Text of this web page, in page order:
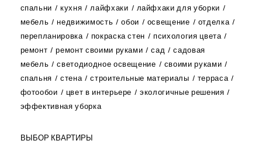
спальни
кухня лайфхаки
лайфхаки для уборки
мебель
недвижимость обои освещение
отделка
перепланировка
покраска стен
психология цвета
ремонт
ремонт своими руками сад
садовая
мебель
светодиодное освещение
своими руками
спальня
стена строительные материалы
терраса
фотообои
цвет в интерьере
экологичные решения
эффективная уборка
ВЫБОР КВАРТИРЫ